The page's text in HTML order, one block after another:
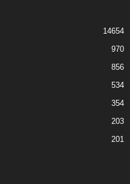
14654
970
856
534
354
203
201